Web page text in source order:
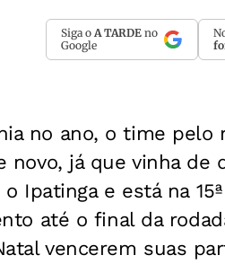
Siga o A TARDE no
Google
no ano, o time pelo
já que vinha de
Ipatinga e está na
até o final da
vencerem suas